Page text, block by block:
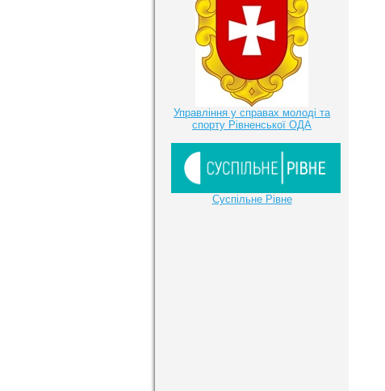
Управління у справах молоді та
спорту Рівненської ОДА
Суспільне Рівне